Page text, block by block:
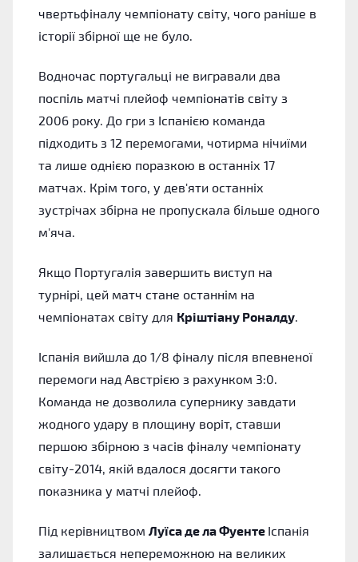
чвертьфіналу чемпіонату світу, чого раніше в
історії збірної ще не було.
Водночас португальці не вигравали два
поспіль матчі плейоф чемпіонатів світу з
2006 року. До гри з Іспанією команда
підходить з 12 перемогами, чотирма нічиїми
та лише однією поразкою в останніх 17
матчах. Крім того, у дев'яти останніх
зустрічах збірна не пропускала більше одного
м'яча.
Якщо Португалія завершить виступ на
турнірі, цей матч стане останнім на
чемпіонатах світу для Кріштіану Роналду.
Іспанія вийшла до 1/8 фіналу після впевненої
перемоги над Австрією з рахунком 3:0.
Команда не дозволила супернику завдати
жодного удару в площину воріт, ставши
першою збірною з часів фіналу чемпіонату
світу-2014, якій вдалося досягти такого
показника у матчі плейоф.
Під керівництвом Луїса де ла Фуенте Іспанія
залишається непереможною на великих